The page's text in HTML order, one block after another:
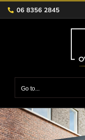
Skip
to
06 8356 2845
Go to...